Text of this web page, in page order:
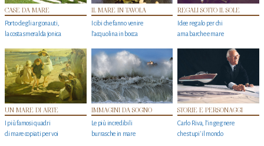
CASE DA MARE
Porto degli argonauti,
la costa smeralda jonica
IL MARE IN TAVOLA
I cibi che fanno venire
l’acquolina in bocca
REGALI SOTTO IL SOLE
Idee regalo per chi
ama barche e mare
UN MARE DI ARTE
I più famosi quadri
di mare copiati per voi
IMMAGINI DA SOGNO
Le più incredibili
burrasche in mare
STORIE E PERSONAGGI
Carlo Riva, l’ingegnere
che stupi' il mondo